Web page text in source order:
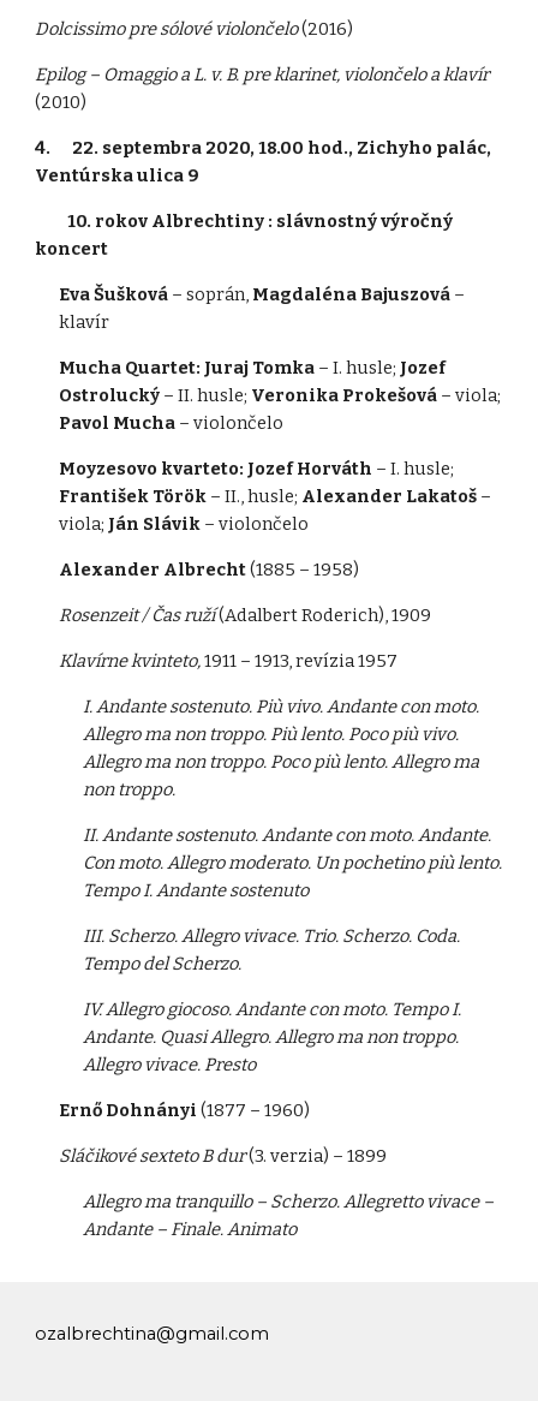
Dolcissimo pre sólové violončelo(2016)
Epilog – Omaggio a L. v. B. pre klarinet, violončelo a klavír
(2010)
4. 22. septembra 2020, 18.00 hod., Zichyho palác,
Ventúrska ulica 9
10. rokov Albrechtiny : slávnostný výročný
koncert
Eva Šušková – soprán, Magdaléna Bajuszová –
klavír
Mucha Quartet: Juraj Tomka – I. husle; Jozef
Ostrolucký – II. husle; Veronika Prokešová – viola;
Pavol Mucha – violončelo
Moyzesovo kvarteto: Jozef Horváth – I. husle;
František Török – II., husle; Alexander Lakatoš –
viola; Ján Slávik – violončelo
Alexander Albrecht(1885 – 1958)
Rosenzeit / Čas ruží(Adalbert Roderich), 1909
Klavírne kvinteto,1911 – 1913, revízia 1957
I. Andante sostenuto. Più vivo. Andante con moto.
Allegro ma non troppo. Più lento. Poco più vivo.
Allegro ma non troppo. Poco più lento. Allegro ma
non troppo.
II. Andante sostenuto. Andante con moto. Andante.
Con moto. Allegro moderato. Un pochetino più lento.
Tempo I. Andante sostenuto
III. Scherzo. Allegro vivace. Trio. Scherzo. Coda.
Tempo del Scherzo.
IV. Allegro giocoso. Andante con moto. Tempo I.
Andante. Quasi Allegro. Allegro ma non troppo.
Allegro vivace. Presto
Ernő Dohnányi(1877 – 1960)
Sláčikové sexteto B dur(3. verzia) – 1899
Allegro ma tranquillo – Scherzo. Allegretto vivace –
Andante – Finale. Animato
ozalbrechtina@gmail.com